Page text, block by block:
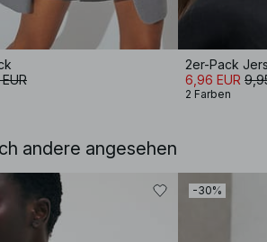
2er-Pack
6,96 EUR
2 Farben
andere angesehen
-30%